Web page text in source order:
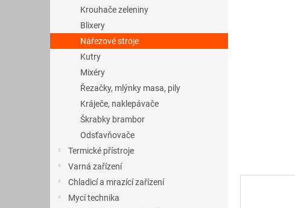
a
Krouhače zeleniny
Blixery
Nářezové stroje
Kutry
Mixéry
Řezačky, mlýnky masa, pily
Kráječe, naklepávače
Škrabky brambor
Odsťavňovače
Termické přístroje
Varná zařízení
Chladicí a mrazící zařízení
Mycí technika